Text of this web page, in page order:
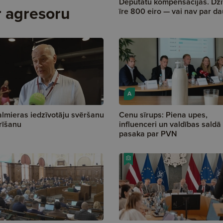
īre 800 eiro — vai nav par
iedzīvotāju svēršanu
A
Cenu sīrups: Piena upes,
influenceri un valdības saldā
pasaka par PVN